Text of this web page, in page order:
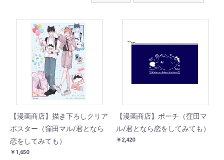
【漫画商店】描き下ろしクリア
ポスター（窪田マル/君となら
恋をしてみても）
￥1,650
【漫画商店】ポーチ（窪田マ
ル/君となら恋をしてみても）
￥2,420